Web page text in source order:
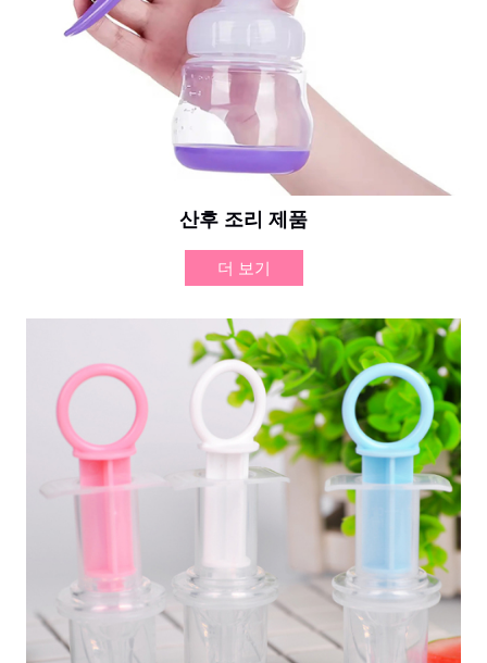
산후 조리 제품
더 보기